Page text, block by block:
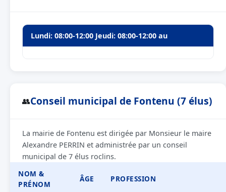
Lundi: 08:00-12:00 Jeudi: 08:00-12:00 au
👥Conseil municipal de Fontenu (7 élus)
La mairie de Fontenu est dirigée par Monsieur le maire
Alexandre PERRIN et administrée par un conseil
municipal de 7 élus roclins.
NOM &
PRÉNOM
ÂGE PROFESSION